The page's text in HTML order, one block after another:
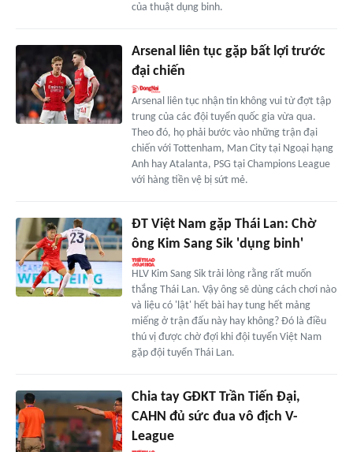
của thuật dụng binh.
Arsenal liên tục gặp bất lợi trước
đại chiến
Arsenal liên tục nhận tin không vui từ đợt tập
trung của các đội tuyển quốc gia vừa qua.
Theo đó, họ phải bước vào những trận đại
chiến với Tottenham, Man City tại Ngoại hạng
Anh hay Atalanta, PSG tại Champions League
với hàng tiền vệ bị sứt mẻ.
ĐT Việt Nam gặp Thái Lan: Chờ
ông Kim Sang Sik 'dụng binh'
HLV Kim Sang Sik trải lòng rằng rất muốn
thắng Thái Lan. Vậy ông sẽ dùng cách chơi nào
và liệu có 'lật' hết bài hay tung hết mảng
miếng ở trận đấu này hay không? Đó là điều
thú vị được chờ đợi khi đội tuyển Việt Nam
gặp đội tuyển Thái Lan.
Chia tay GĐKT Trần Tiến Đại,
CAHN đủ sức đua vô địch V-
League